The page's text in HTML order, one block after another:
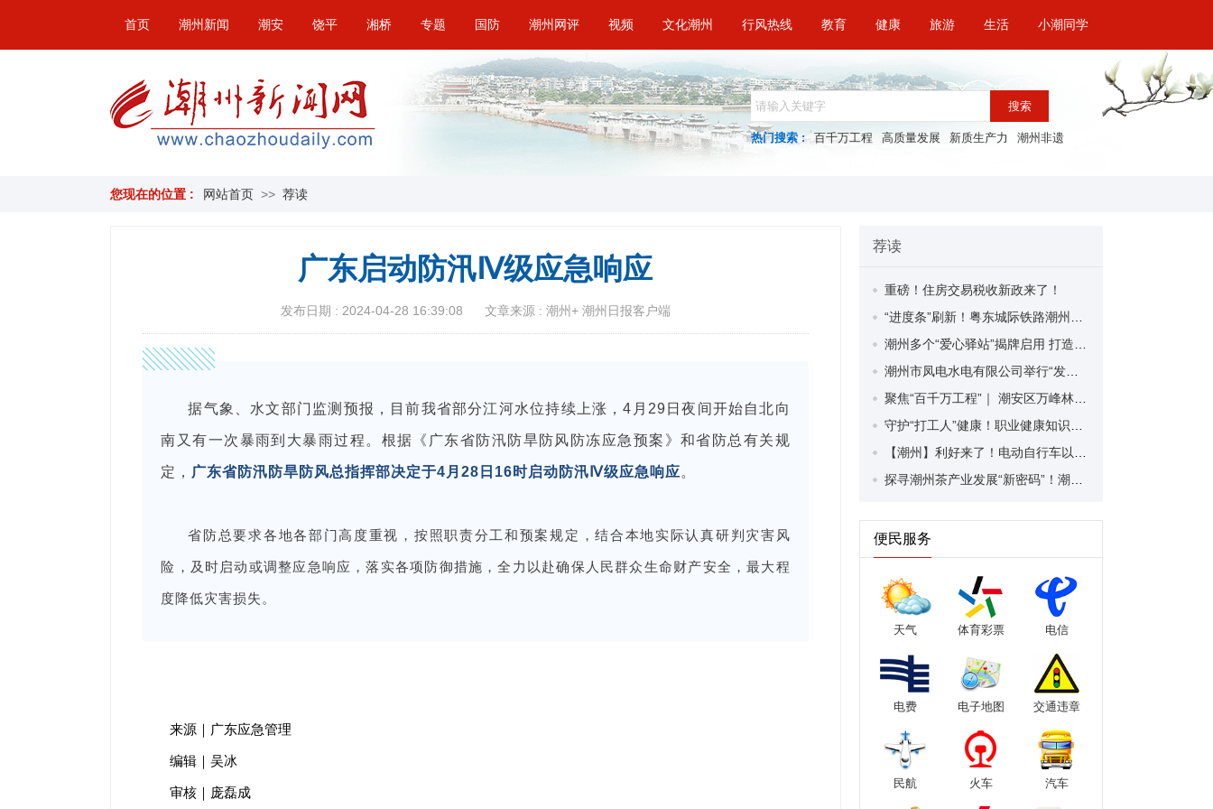
首页 潮州新闻 潮安 饶平 湘桥 专题 国防 潮州网评 视频 文化潮州 行风热线 教育 健康 旅游 生活 小潮同学
搜索
热门搜索 : 百千万工程 高质量发展 新质生产力 潮州非遗
您现在的位置 : 网站首页 >> 荐读
广东启动防汛Ⅳ级应急响应
发布日期 : 2024-04-28 16:39:08 文章来源 : 潮州+ 潮州日报客户端
据气象、水文部门监测预报，目前我省部分江河水位持续上涨，4月29日夜间开始自北向
南又有一次暴雨到大暴雨过程。根据《广东省防汛防旱防风防冻应急预案》和省防总有关规
定， 广东省防汛防旱防风总指挥部决定于4月28日16时启动防汛Ⅳ级应急响应。
省防总要求各地各部门高度重视，按照职责分工和预案规定，结合本地实际认真研判灾害风
险，及时启动或调整应急响应，落实各项防御措施，全力以赴确保人民群众生命财产安全，最大程
度降低灾害损失。
来源｜广东应急管理
编辑｜吴冰
审核｜庞磊成
荐读
重磅！住房交易税收新政来了！
便民服务
天气 体育彩票 电信
电费 电子地图 交通违章
民航 火车 汽车